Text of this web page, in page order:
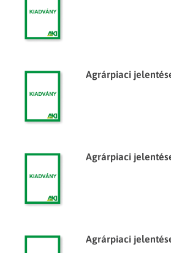
Agrárpiaci
Agrárpiaci
Agrárpiaci